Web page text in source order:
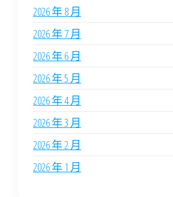
2026 年 8 月
2026 年 7 月
2026 年 6 月
2026 年 5 月
2026 年 4 月
2026 年 3 月
2026 年 2 月
2026 年 1 月